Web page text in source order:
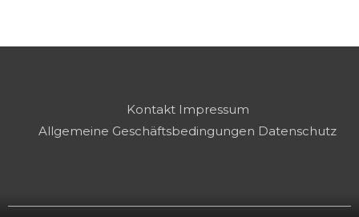
Kontakt Impressum
Allgemeine Geschäftsbedingungen Datenschutz